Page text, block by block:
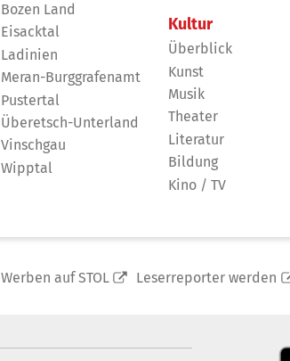
Bozen Land
Eisacktal
Ladinien
Meran-Burggrafenamt
Pustertal
Überetsch-Unterland
Vinschgau
Wipptal
Kultur
Überblick
Kunst
Musik
Theater
Literatur
Bildung
Kino / TV
Werben auf STOL Leserreporter werden